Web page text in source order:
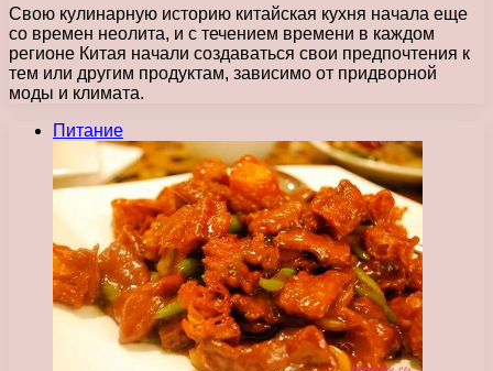
Свою кулинарную историю китайская кухня начала еще
со времен неолита, и с течением времени в каждом
регионе Китая начали создаваться свои предпочтения к
тем или другим продуктам, зависимо от придворной
моды и климата.
Питание